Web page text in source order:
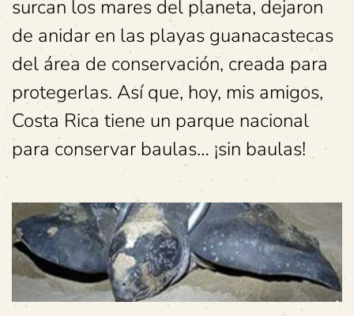
surcan los mares del planeta, dejaron
de anidar en las playas guanacastecas
del área de conservación, creada para
protegerlas. Así que, hoy, mis amigos,
Costa Rica tiene un parque nacional
para conservar baulas… ¡sin baulas!